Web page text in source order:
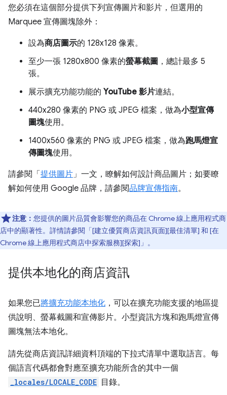
您必須在這個部分提供下列宣傳圖片和影片，但選用的
Marquee 宣傳圖塊除外：
設為商店圖示的 128x128 像素。
至少一張 1280x800 像素的螢幕截圖 ，總計最多 5
張。
展示擴充功能功能的 YouTube 影片連結。
440x280 像素的 PNG 或 JPEG 檔案，做為小型宣傳
圖塊使用。
1400x560 像素的 PNG 或 JPEG 檔案，做為跑馬燈宣
傳圖塊使用。
請參閱「提供圖片 」一文，瞭解如何設計商品圖片；如要瞭
解如何使用 Google 品牌，請參閱品牌宣傳指南。
注意： 您提供的圖片品質會影響您的商品在 Chrome 線上應用程式商
店中的顯著性。詳情請參閱「[建立優質商店資訊頁面][最佳清單] 和 [在
Chrome 線上應用程式商店中探索服務][探索]」。
提供本地化的商店資訊
如果您已將擴充功能本地化 ，可以在擴充功能支援的地區提
供說明、螢幕截圖和宣傳影片。小型資訊方塊和跑馬燈宣傳
圖塊無法本地化。
請先從商店資訊詳細資料頂端的下拉式清單中選取語言。每
個語言代碼都會對應至擴充功能所含的其中一個
_locales/LOCALE_CODE 目錄。